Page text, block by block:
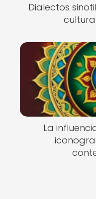
Dialectos
La